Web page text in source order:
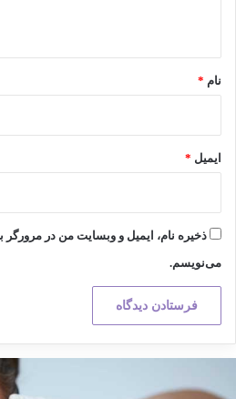
نام *
ایمیل *
ذخیره نام، ایمیل و وبسایت من در مرورگر
می‌نویسم.